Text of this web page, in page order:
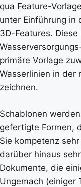
qua Feature-
unter Einführung in
3D-Features.
primäre Vorlage
Wasserlinien in der
zeichnen.
Schablonen
gefertigte Formen,
Sie kompetenz
darüber hinaus
Dokumente, die
Ungemach (einiger